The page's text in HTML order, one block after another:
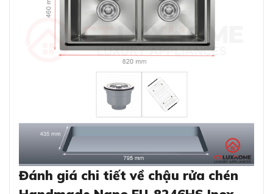
Đánh giá chi tiết về chậu rửa chén